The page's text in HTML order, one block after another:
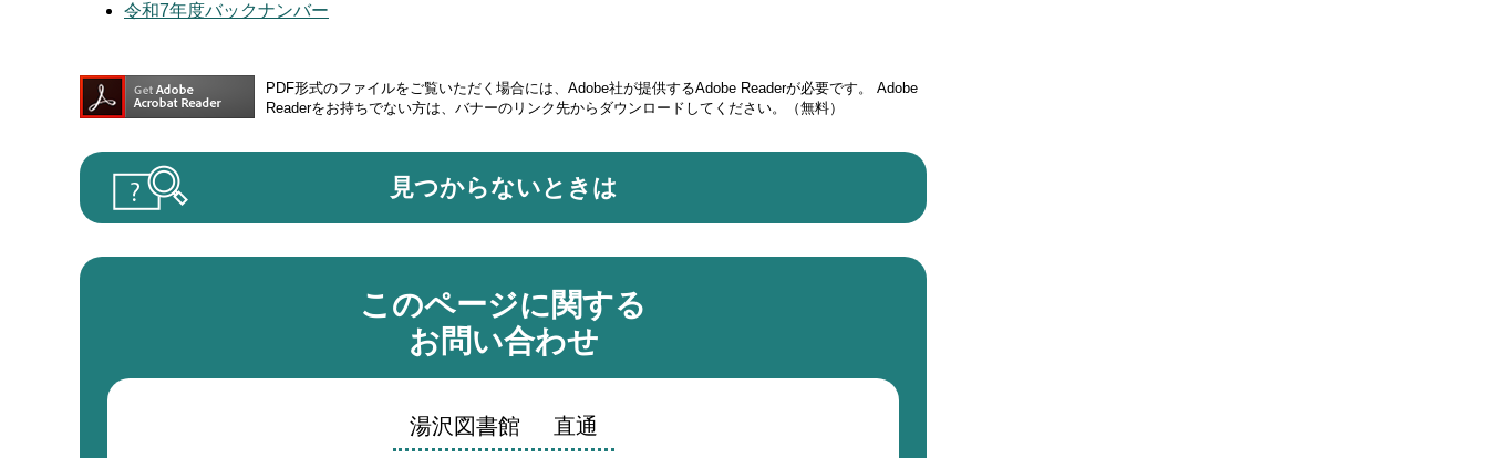
令和7年度バックナンバー
PDF形式のファイルをご覧いただく場合には、Adobe社が提供するAdobe Readerが必要です。
Adobe
Readerをお持ちでない方は、バナーのリンク先からダウンロードしてください。（無料）
見つからないときは
このページに関する
お問い合わせ
湯沢図書館 直通